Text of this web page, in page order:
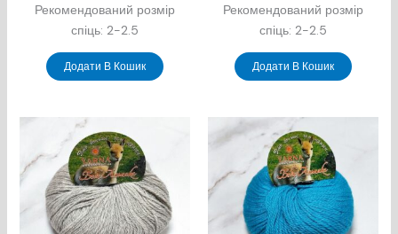
Рекомендований розмір
спіць: 2-2.5
Додати В Кошик
Рекомендований розмір
спіць: 2-2.5
Додати В Кошик